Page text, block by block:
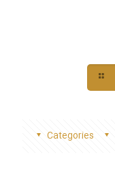
Categories